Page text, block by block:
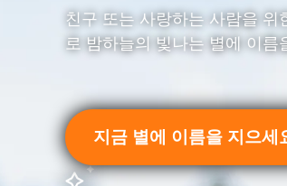
친구 또는 사랑하는 사람을
로 밤하늘의 빛나는 별에 이름
지금 별에 이름을 지으세